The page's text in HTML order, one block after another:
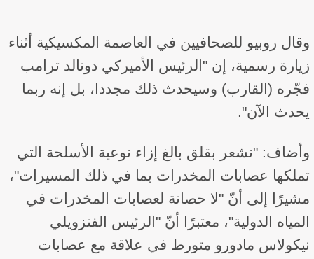
وقال روبيو للصحافيين في العاصمة المكسيكية أثناء
زيارة رسمية، إن "الرئيس الأميركي دونالد ترامب
فجّره (القارب) وسيحدث ذلك مجددا، بل إنه ربما
يحدث الآن".
وأضاف: "نشعر بقلق بالغ إزاء نوعية الأسلحة التي
تملكها عصابات المخدرات بما في ذلك المسيرات"،
مشيرًا إلى أنّ "لا حصانة لعصابات المخدرات في
المياه الدولية"، معتبرًا أنّ "الرئيس الفنزويلي
نيكولاس مادورو متورط في علاقة مع عصابات